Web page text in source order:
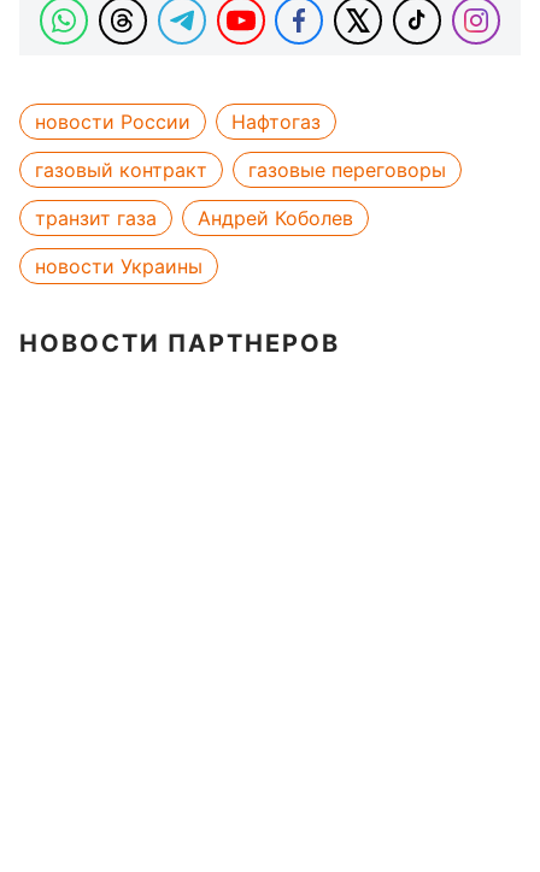
новости России
Нафтогаз
газовый контракт
газовые переговоры
транзит газа
Андрей Коболев
новости Украины
НОВОСТИ ПАРТНЕРОВ